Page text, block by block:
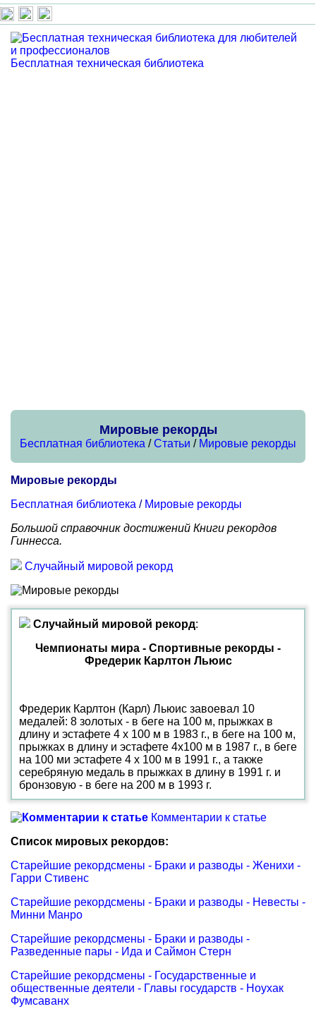
Бесплатная техническая библиотека
Мировые рекорды
Бесплатная библиотека /Статьи / Мировые рекорды
Мировые рекорды
Бесплатная библиотека / Мировые рекорды
Большой справочник достижений Книги рекордов
Гиннесса.
Случайный мировой рекорд
Случайный мировой рекорд:
Чемпионаты мира - Спортивные рекорды -
Фредерик Карлтон Льюис
Фредерик Карлтон (Карл) Льюис завоевал 10
медалей: 8 золотых - в беге на 100 м, прыжках в
длину и эстафете 4 х 100 м в 1983 г., в беге на 100 м,
прыжках в длину и эстафете 4х100 м в 1987 г., в беге
на 100 ми эстафете 4 х 100 м в 1991 г., а также
серебряную медаль в прыжках в длину в 1991 г. и
бронзовую - в беге на 200 м в 1993 г.
Комментарии к статье
Список мировых рекордов:
Старейшие рекордсмены - Браки и разводы - Женихи -
Гарри Стивенс
Старейшие рекордсмены - Браки и разводы - Невесты -
Минни Манро
Старейшие рекордсмены - Браки и разводы -
Разведенные пары - Ида и Саймон Стерн
Старейшие рекордсмены - Государственные и
общественные деятели - Главы государств - Ноухак
Фумсаванх